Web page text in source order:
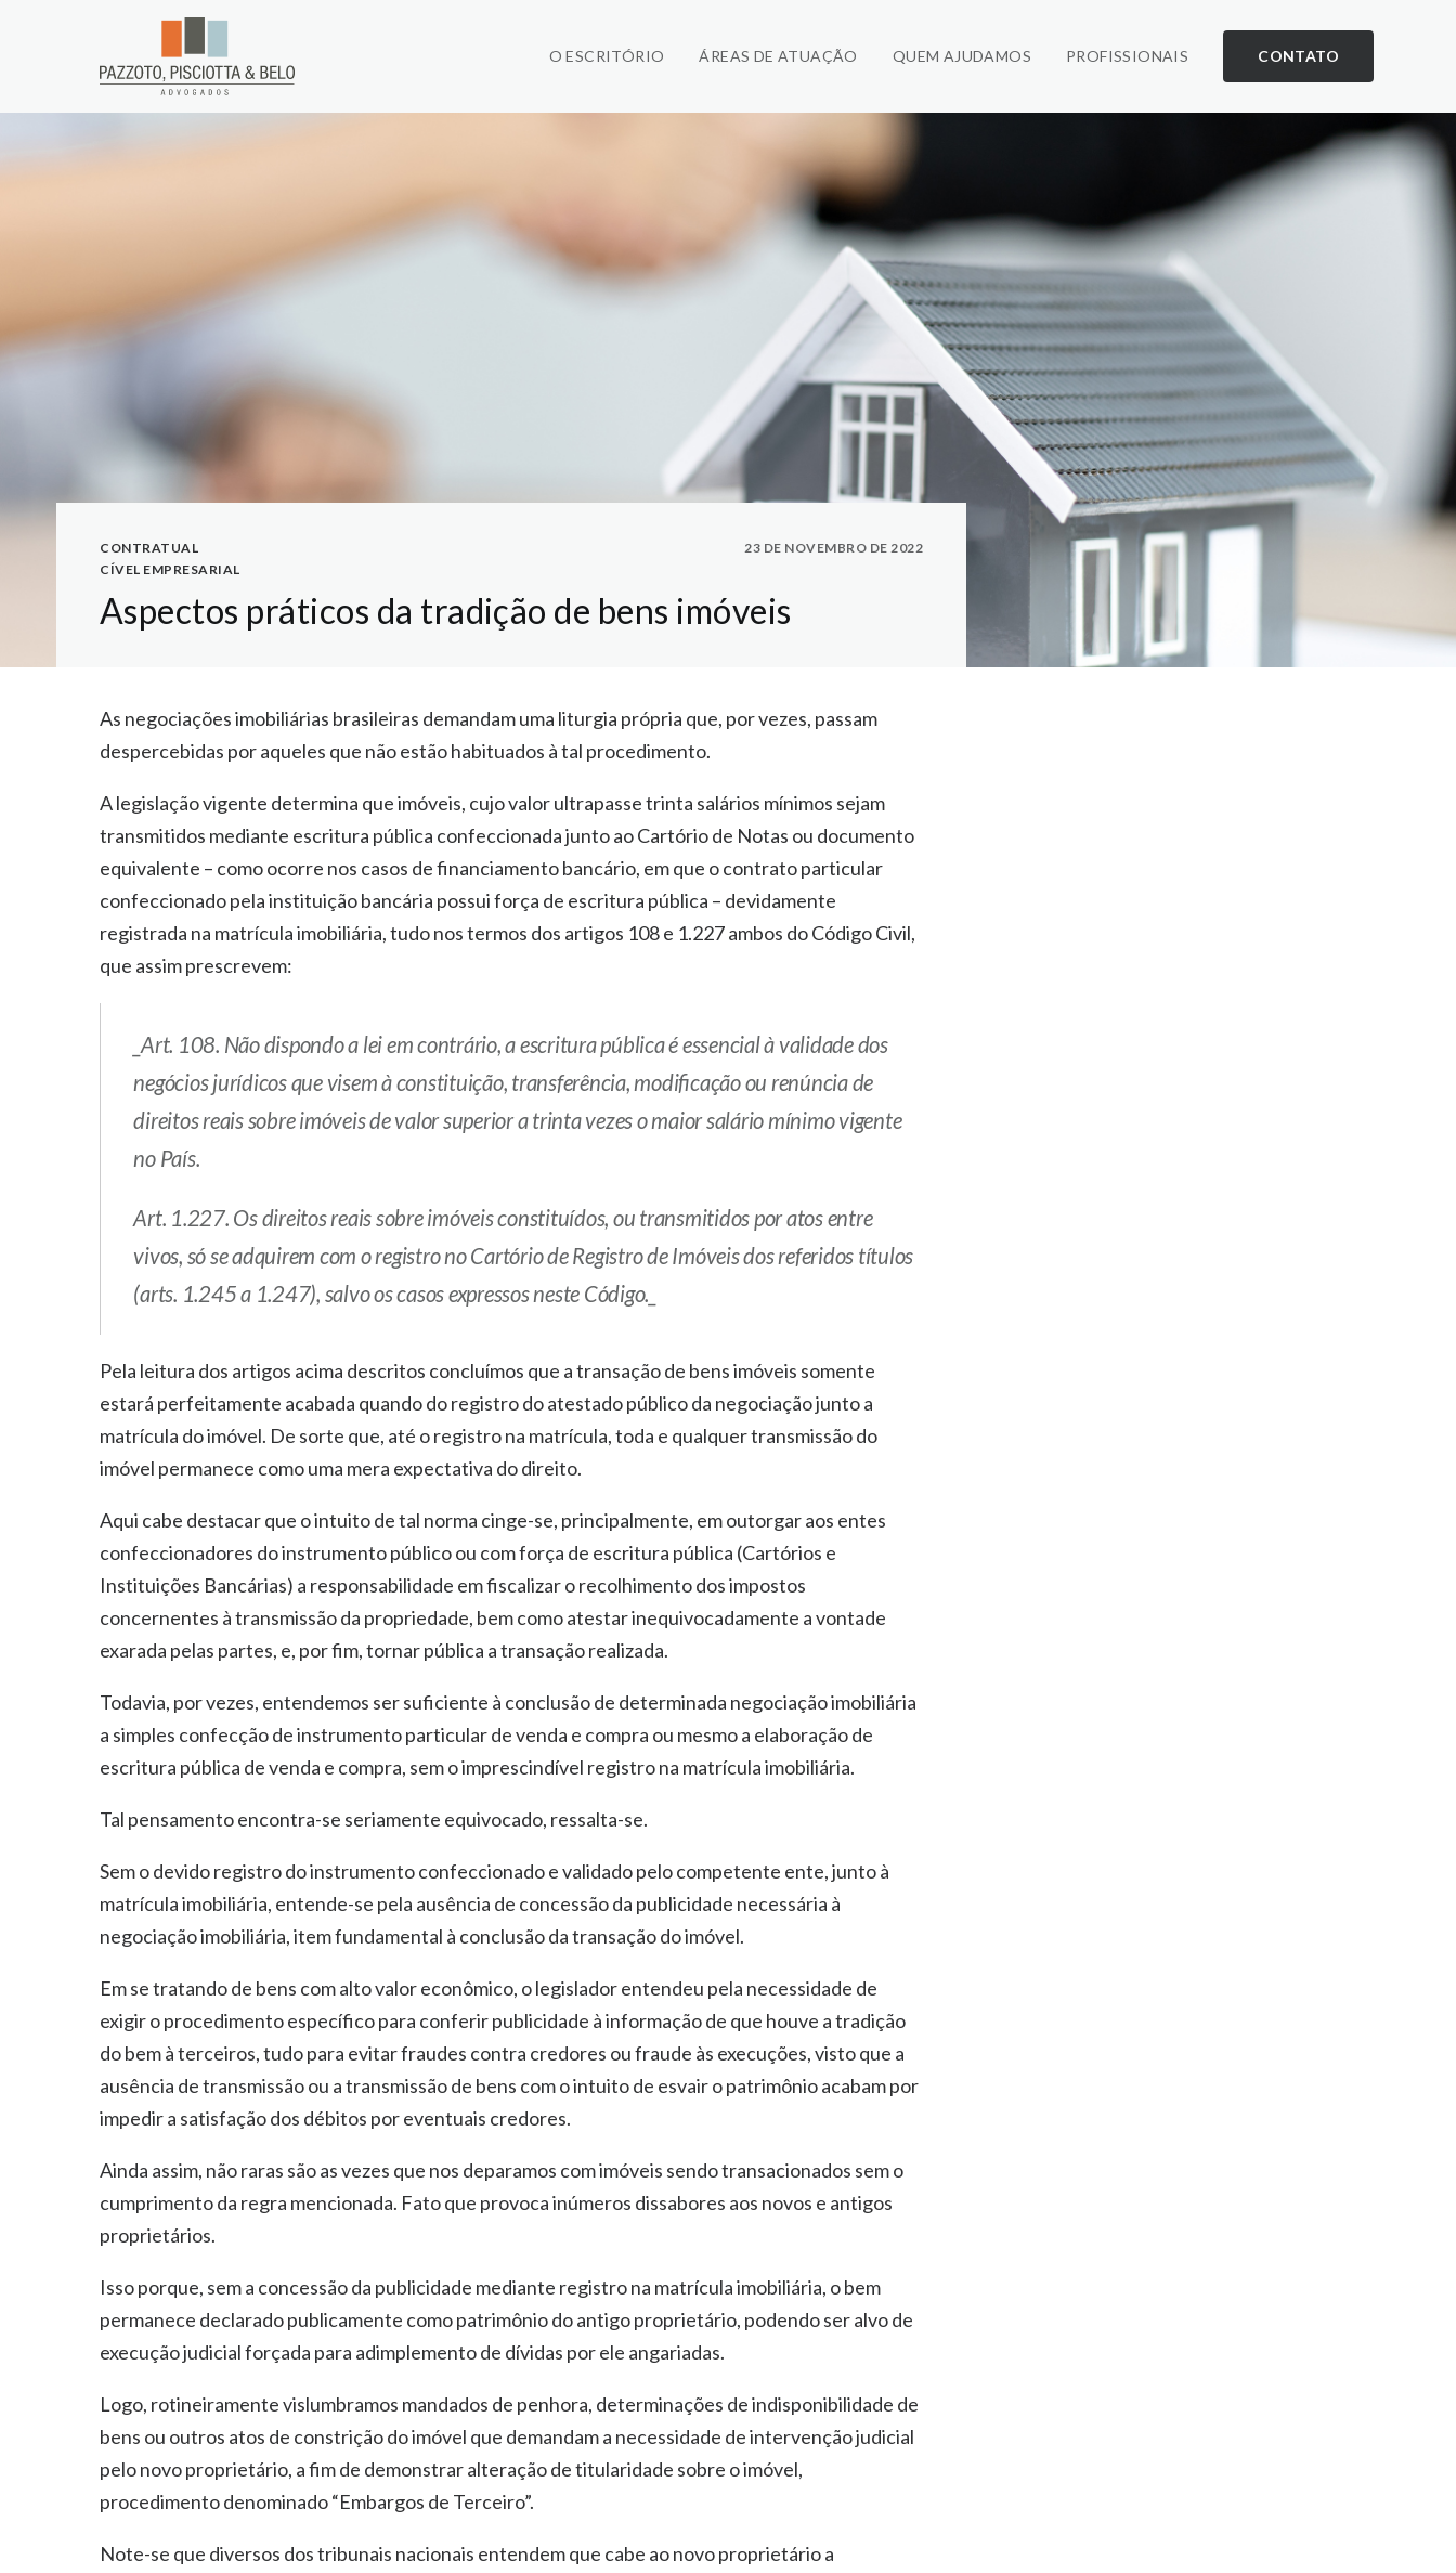
O ESCRITÓRIO ÁREAS DE ATUAÇÃO QUEM AJUDAMOS PROFISSIONAIS CONTATO
CONTRATUAL
CÍVEL EMPRESARIAL
23 DE NOVEMBRO DE 2022
Aspectos práticos da tradição de bens imóveis
As negociações imobiliárias brasileiras demandam uma liturgia própria que, por vezes, passam
despercebidas por aqueles que não estão habituados à tal procedimento.
A legislação vigente determina que imóveis, cujo valor ultrapasse trinta salários mínimos sejam
transmitidos mediante escritura pública confeccionada junto ao Cartório de Notas ou documento
equivalente – como ocorre nos casos de financiamento bancário, em que o contrato particular
confeccionado pela instituição bancária possui força de escritura pública – devidamente
registrada na matrícula imobiliária, tudo nos termos dos artigos 108 e 1.227 ambos do Código Civil,
que assim prescrevem:
_Art. 108. Não dispondo a lei em contrário, a escritura pública é essencial à validade dos
negócios jurídicos que visem à constituição, transferência, modificação ou renúncia de
direitos reais sobre imóveis de valor superior a trinta vezes o maior salário mínimo vigente
no País.
Art. 1.227. Os direitos reais sobre imóveis constituídos, ou transmitidos por atos entre
vivos, só se adquirem com o registro no Cartório de Registro de Imóveis dos referidos títulos
(arts. 1.245 a 1.247), salvo os casos expressos neste Código._
Pela leitura dos artigos acima descritos concluímos que a transação de bens imóveis somente
estará perfeitamente acabada quando do registro do atestado público da negociação junto a
matrícula do imóvel. De sorte que, até o registro na matrícula, toda e qualquer transmissão do
imóvel permanece como uma mera expectativa do direito.
Aqui cabe destacar que o intuito de tal norma cinge-se, principalmente, em outorgar aos entes
confeccionadores do instrumento público ou com força de escritura pública (Cartórios e
Instituições Bancárias) a responsabilidade em fiscalizar o recolhimento dos impostos
concernentes à transmissão da propriedade, bem como atestar inequivocadamente a vontade
exarada pelas partes, e, por fim, tornar pública a transação realizada.
Todavia, por vezes, entendemos ser suficiente à conclusão de determinada negociação imobiliária
a simples confecção de instrumento particular de venda e compra ou mesmo a elaboração de
escritura pública de venda e compra, sem o imprescindível registro na matrícula imobiliária.
Tal pensamento encontra-se seriamente equivocado, ressalta-se.
Sem o devido registro do instrumento confeccionado e validado pelo competente ente, junto à
matrícula imobiliária, entende-se pela ausência de concessão da publicidade necessária à
negociação imobiliária, item fundamental à conclusão da transação do imóvel.
Em se tratando de bens com alto valor econômico, o legislador entendeu pela necessidade de
exigir o procedimento específico para conferir publicidade à informação de que houve a tradição
do bem à terceiros, tudo para evitar fraudes contra credores ou fraude às execuções, visto que a
ausência de transmissão ou a transmissão de bens com o intuito de esvair o patrimônio acabam por
impedir a satisfação dos débitos por eventuais credores.
Ainda assim, não raras são as vezes que nos deparamos com imóveis sendo transacionados sem o
cumprimento da regra mencionada. Fato que provoca inúmeros dissabores aos novos e antigos
proprietários.
Isso porque, sem a concessão da publicidade mediante registro na matrícula imobiliária, o bem
permanece declarado publicamente como patrimônio do antigo proprietário, podendo ser alvo de
execução judicial forçada para adimplemento de dívidas por ele angariadas.
Logo, rotineiramente vislumbramos mandados de penhora, determinações de indisponibilidade de
bens ou outros atos de constrição do imóvel que demandam a necessidade de intervenção judicial
pelo novo proprietário, a fim de demonstrar alteração de titularidade sobre o imóvel,
procedimento denominado “Embargos de Terceiro”.
Note-se que diversos dos tribunais nacionais entendem que cabe ao novo proprietário a